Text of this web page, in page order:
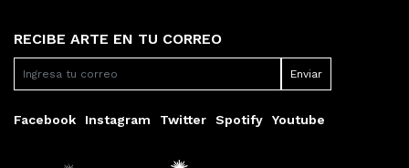
RECIBE ARTE EN TU CORREO
Facebook Instagram Twitter Spotify Youtube